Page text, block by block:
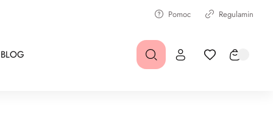
Pomoc Regulamin
BLOG